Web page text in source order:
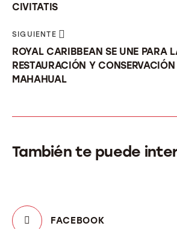
CIVITATIS
SIGUIENTE
ROYAL CARIBBEAN SE UNE PARA
RESTAURACIÓN Y
MAHAHUAL
También te puede
FACEBOOK